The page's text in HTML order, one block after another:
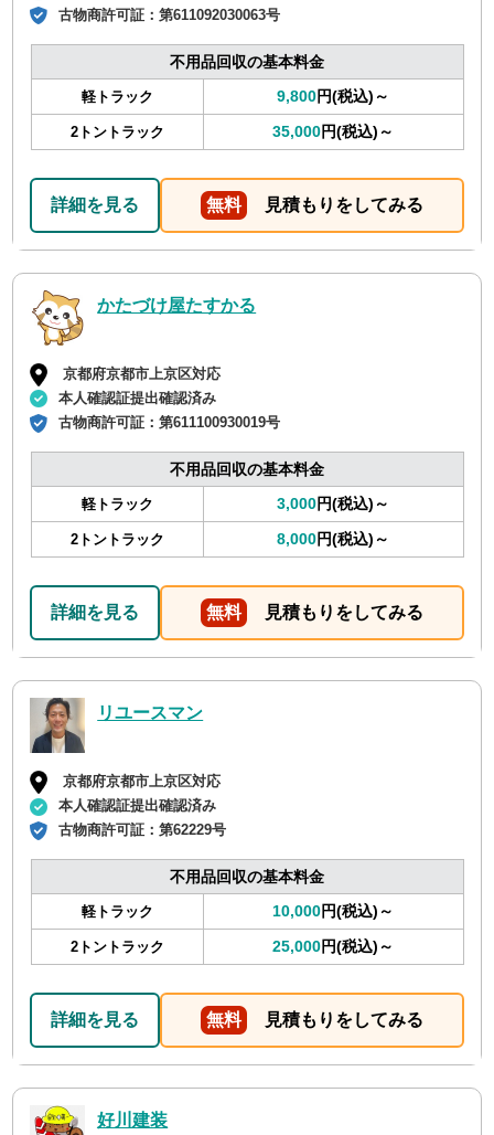
古物商許可証：第611092030063号
不用品回収の基本料金
軽トラック 9,800円(税込)～
2トントラック 35,000円(税込)～
詳細を見る 無料 見積もりをしてみる
かたづけ屋たすかる
京都府京都市上京区対応
本人確認証提出確認済み
古物商許可証：第611100930019号
不用品回収の基本料金
軽トラック 3,000円(税込)～
2トントラック 8,000円(税込)～
詳細を見る 無料 見積もりをしてみる
リユースマン
京都府京都市上京区対応
本人確認証提出確認済み
古物商許可証：第62229号
不用品回収の基本料金
軽トラック 10,000円(税込)～
2トントラック 25,000円(税込)～
詳細を見る 無料 見積もりをしてみる
好川建装